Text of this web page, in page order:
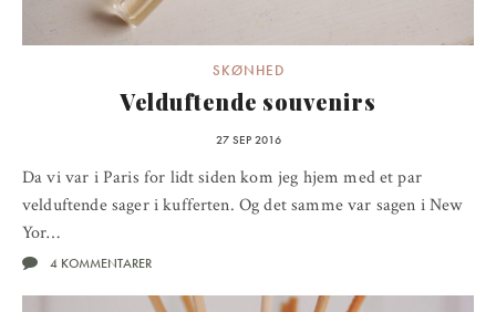
SKØNHED
Velduftende souvenirs
27 SEP 2016
Da vi var i Paris for lidt siden kom jeg hjem med et par
velduftende sager i kufferten. Og det samme var sagen i New
Yor…
4 KOMMENTARER